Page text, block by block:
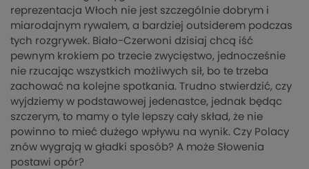
reprezentacja Włoch nie jest szczególnie dobrym i
miarodajnym rywalem, a bardziej outsiderem podczas
tych rozgrywek. Biało-Czerwoni dzisiaj chcą iść
pewnym krokiem po trzecie zwycięstwo, jednocześnie
nie rzucając wszystkich możliwych sił, bo te trzeba
zachować na kolejne spotkania. Trudno stwierdzić, czy
wyjdziemy w podstawowej jedenastce, jednak będąc
szczerym, to mamy o tyle lepszy cały skład, że nie
powinno to mieć dużego wpływu na wynik. Czy Polacy
znów wygrają w gładki sposób? A może Słowenia
postawi opór?